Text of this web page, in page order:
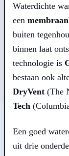
Waterdichte
een
buiten
binnen laat
technologie is
bestaan ook
DryVent (The
Tech
Een goed
uit drie